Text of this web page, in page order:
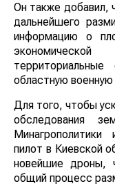
Он также добавил,
дальнейшего
информацию о
областную
Для того, чтобы
обследования
пилот в Киевской
новейшие дроны,
общий процесс